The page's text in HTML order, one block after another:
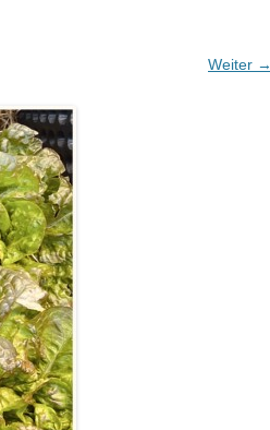
Weiter →